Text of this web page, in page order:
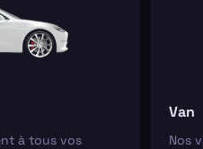
à tous vos
Van
Nos